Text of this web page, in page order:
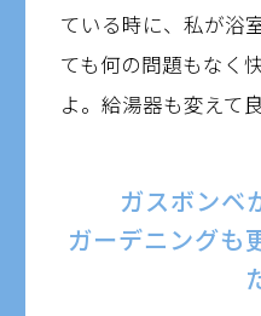
ている時に、私が浴
ても何の問題もなく
よ。給湯器も変えて
ガスボンベ
ガーデニングも